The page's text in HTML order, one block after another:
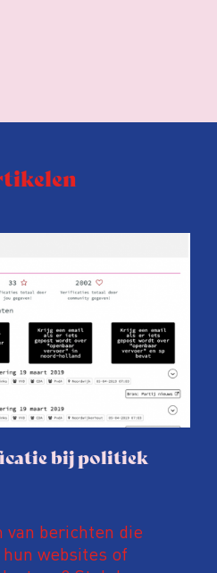
bij politiek
van berichten die
websites of